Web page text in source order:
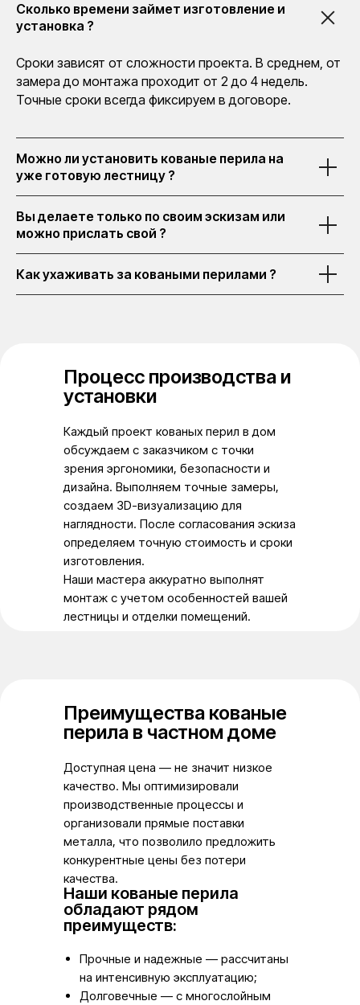
Сколько времени займет изготовление и
установка ?
Сроки зависят от сложности проекта. В среднем, от
замера до монтажа проходит от 2 до 4 недель.
Точные сроки всегда фиксируем в договоре.
Можно ли установить кованые перила на
уже готовую лестницу ?
Вы делаете только по своим эскизам или
можно прислать свой ?
Как ухаживать за коваными перилами ?
Процесс производства и
установки
Каждый проект кованых перил в дом
обсуждаем с заказчиком с точки
зрения эргономики, безопасности и
дизайна. Выполняем точные замеры,
создаем 3D-визуализацию для
наглядности. После согласования эскиза
определяем точную стоимость и сроки
изготовления.
Наши мастера аккуратно выполнят
монтаж с учетом особенностей вашей
лестницы и отделки помещений.
Преимущества кованые
перила в частном доме
Наши кованые перила
обладают рядом
преимуществ:
Доступная цена — не значит низкое
качество. Мы оптимизировали
производственные процессы и
организовали прямые поставки
металла, что позволило предложить
конкурентные цены без потери
качества.
Прочные и надежные — рассчитаны
на интенсивную эксплуатацию;
Долговечные — с многослойным